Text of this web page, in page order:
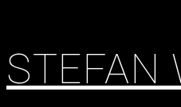
STEFAN